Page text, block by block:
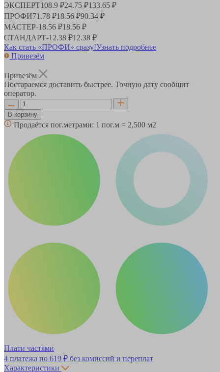
ЭКСПЕРТ108.9 ₽24.75 ₽133.65 ₽
ПРОФИ71.78 ₽18.56 ₽90.34 ₽
МАСТЕР-18.56 ₽18.56 ₽
СТАНДАРТ-12.38 ₽12.38 ₽
Как стать «ПРОФИ» сразу!Узнать подробнее
Привезём
Привезём
Постараемся доставить быстрее. Точную дату сообщит
оператор.
В корзину
Продаётся пог.метрами: 1 пог.м = 2,500 м2
Плати частями
4 платежа по 619 ₽ без комиссий и переплат
Характеристики